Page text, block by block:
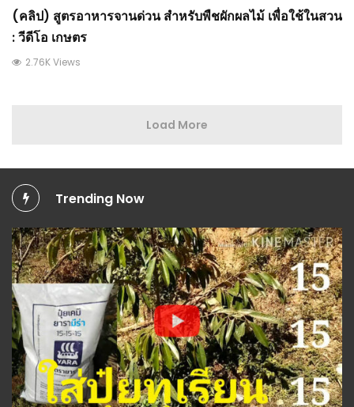
(คลิป) สูตรอาหารจานด่วน สำหรับพืชผักผลไม้ เพื่อใช้ในสวน
: วีดีโอ เกษตร
2.76K Views
Load More
Trending Now